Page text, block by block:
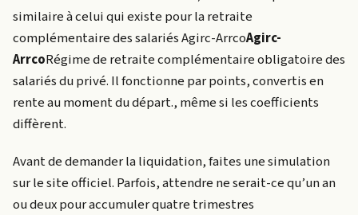
similaire à celui qui existe pour la retraite
complémentaire des salariésAgirc-ArrcoAgirc-
ArrcoRégime de retraite complémentaire obligatoire des
salariés du privé. Il fonctionne par points, convertis en
rente au moment du départ., même si les coefficients
diffèrent.
Avant de demander la liquidation, faites une simulation
sur le site officiel. Parfois, attendre ne serait-ce qu’un an
ou deux pour accumuler quatre trimestres